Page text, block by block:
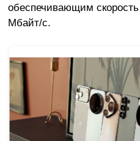
обеспечивающим
Мбайт/с.